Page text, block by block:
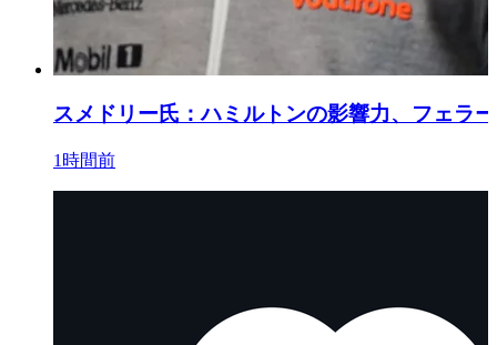
スメドリー氏：ハミルトンの影響力、フェラ
1時間前